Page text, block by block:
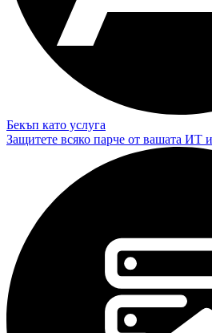
Бекъп като услуга
Защитете всяко парче от вашата ИТ